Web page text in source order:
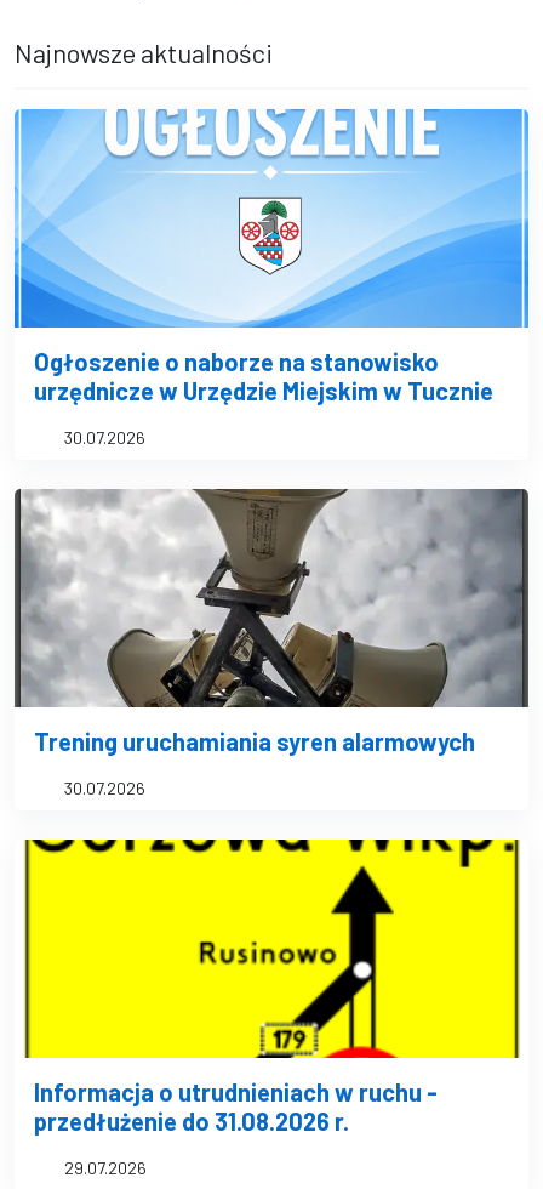
Najnowsze aktualności
Ogłoszenie o naborze na stanowisko
urzędnicze w Urzędzie Miejskim w Tucznie
30.07.2026
Trening uruchamiania syren alarmowych
30.07.2026
Informacja o utrudnieniach w ruchu -
przedłużenie do 31.08.2026 r.
29.07.2026